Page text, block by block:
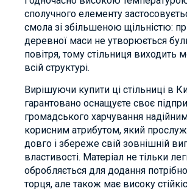
сполучного елементу
смола зі збільшеною щільністю:
деревної маси не утворюється
повітря, тому стільниця виходить
всій структурі.
Вирішуючи купити ці стільниці в
гарантовано оснащуєте своє
громадського харчування
корисним атрибутом, який
довго і збереже свій зовнішній
властивості. Матеріал не тільки
обробляється для додання
торця, але також має високу